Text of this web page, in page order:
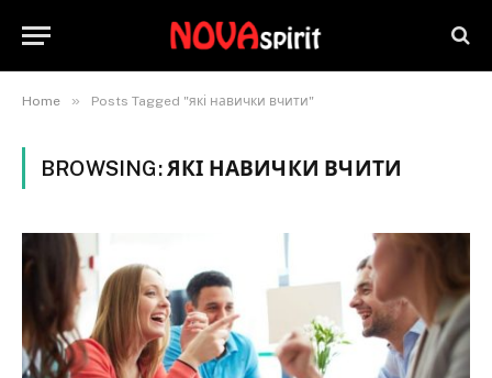
Home » Posts Tagged "які навички вчити"
BROWSING:ЯКІ НАВИЧКИ ВЧИТИ